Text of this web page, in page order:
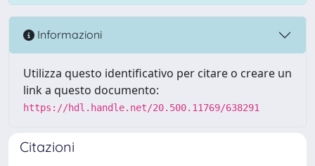
Informazioni
Utilizza questo identificativo per citare o creare un
link a questo documento:
https://hdl.handle.net/20.500.11769/638291
Citazioni